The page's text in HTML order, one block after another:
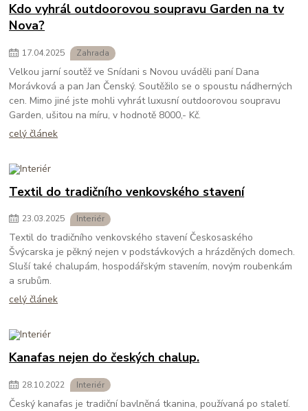
Kdo vyhrál outdoorovou soupravu Garden na tv
Nova?
17.04.2025 Zahrada
Velkou jarní soutěž ve Snídani s Novou uváděli paní Dana
Morávková a pan Jan Čenský. Soutěžilo se o spoustu nádherných
cen. Mimo jiné jste mohli vyhrát luxusní outdoorovou soupravu
Garden, ušitou na míru, v hodnotě 8000,- Kč.
celý článek
Textil do tradičního venkovského stavení
23.03.2025 Interiér
Textil do tradičního venkovského stavení Českosaského
Švýcarska je pěkný nejen v podstávkových a hrázděných domech.
Sluší také chalupám, hospodářským stavením, novým roubenkám
a srubům.
celý článek
Kanafas nejen do českých chalup.
28.10.2022 Interiér
Český kanafas je tradiční bavlněná tkanina, používaná po staletí.